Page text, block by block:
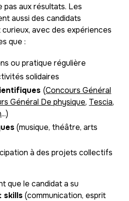
pas aux résultats. Les
aussi des candidats
avec des expériences
que :
ou pratique régulière
solidaires
(Concours Général
Général De physique, Tescia,
...)
(musique, théâtre, arts
à des projets collectifs
que le candidat a su
skills (communication, esprit